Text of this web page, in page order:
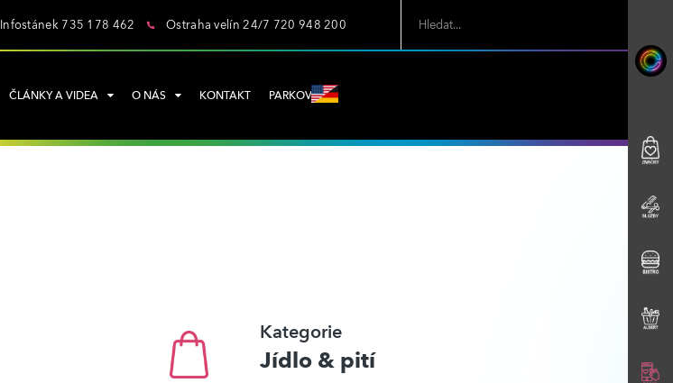
Infostánek 735 178 462 Ostraha velín 24/7 720 948 200
ČLÁNKY A VIDEA O NÁS KONTAKT PARKOVÁNÍ
Kategorie
Jídlo & pití